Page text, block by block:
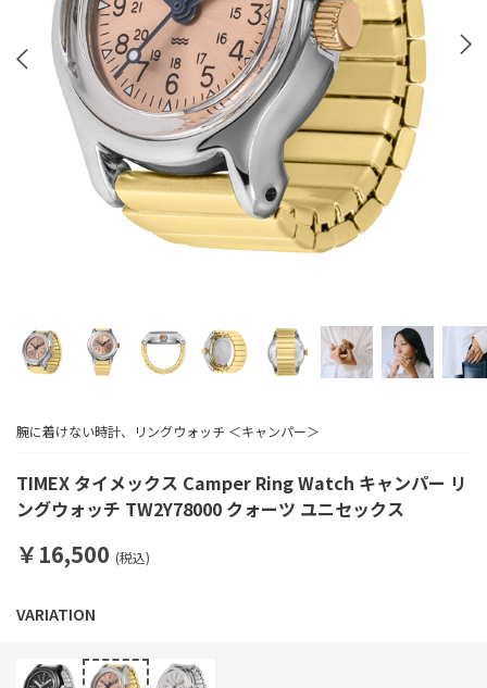
TIMEX タイメックス Camper Ring Watch キャンパー リ
ングウォッチ TW2Y78000 クォーツ ユニセックス
腕に着けない時計、リングウォッチ ＜キャンパー＞
￥16,500 (税込)